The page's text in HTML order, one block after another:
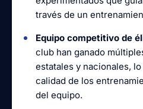
través de un
Equipo competitivo de
club han ganado
estatales y nacionales,
calidad de los
del equipo.